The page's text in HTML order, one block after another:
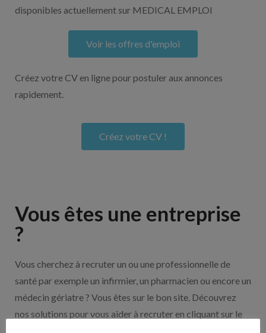
disponibles actuellement sur MEDICAL EMPLOI
Voir les offres d'emploi
Créez votre CV en ligne pour postuler aux annonces
rapidement.
Créez votre CV !
Vous êtes une entreprise
?
Vous cherchez à recruter un ou une professionnelle de
santé par exemple un infirmier, un pharmacien ou encore un
médecin gériatre ? Vous êtes sur le bon site. Découvrez
nos solutions pour vous aider à recruter en cliquant sur le